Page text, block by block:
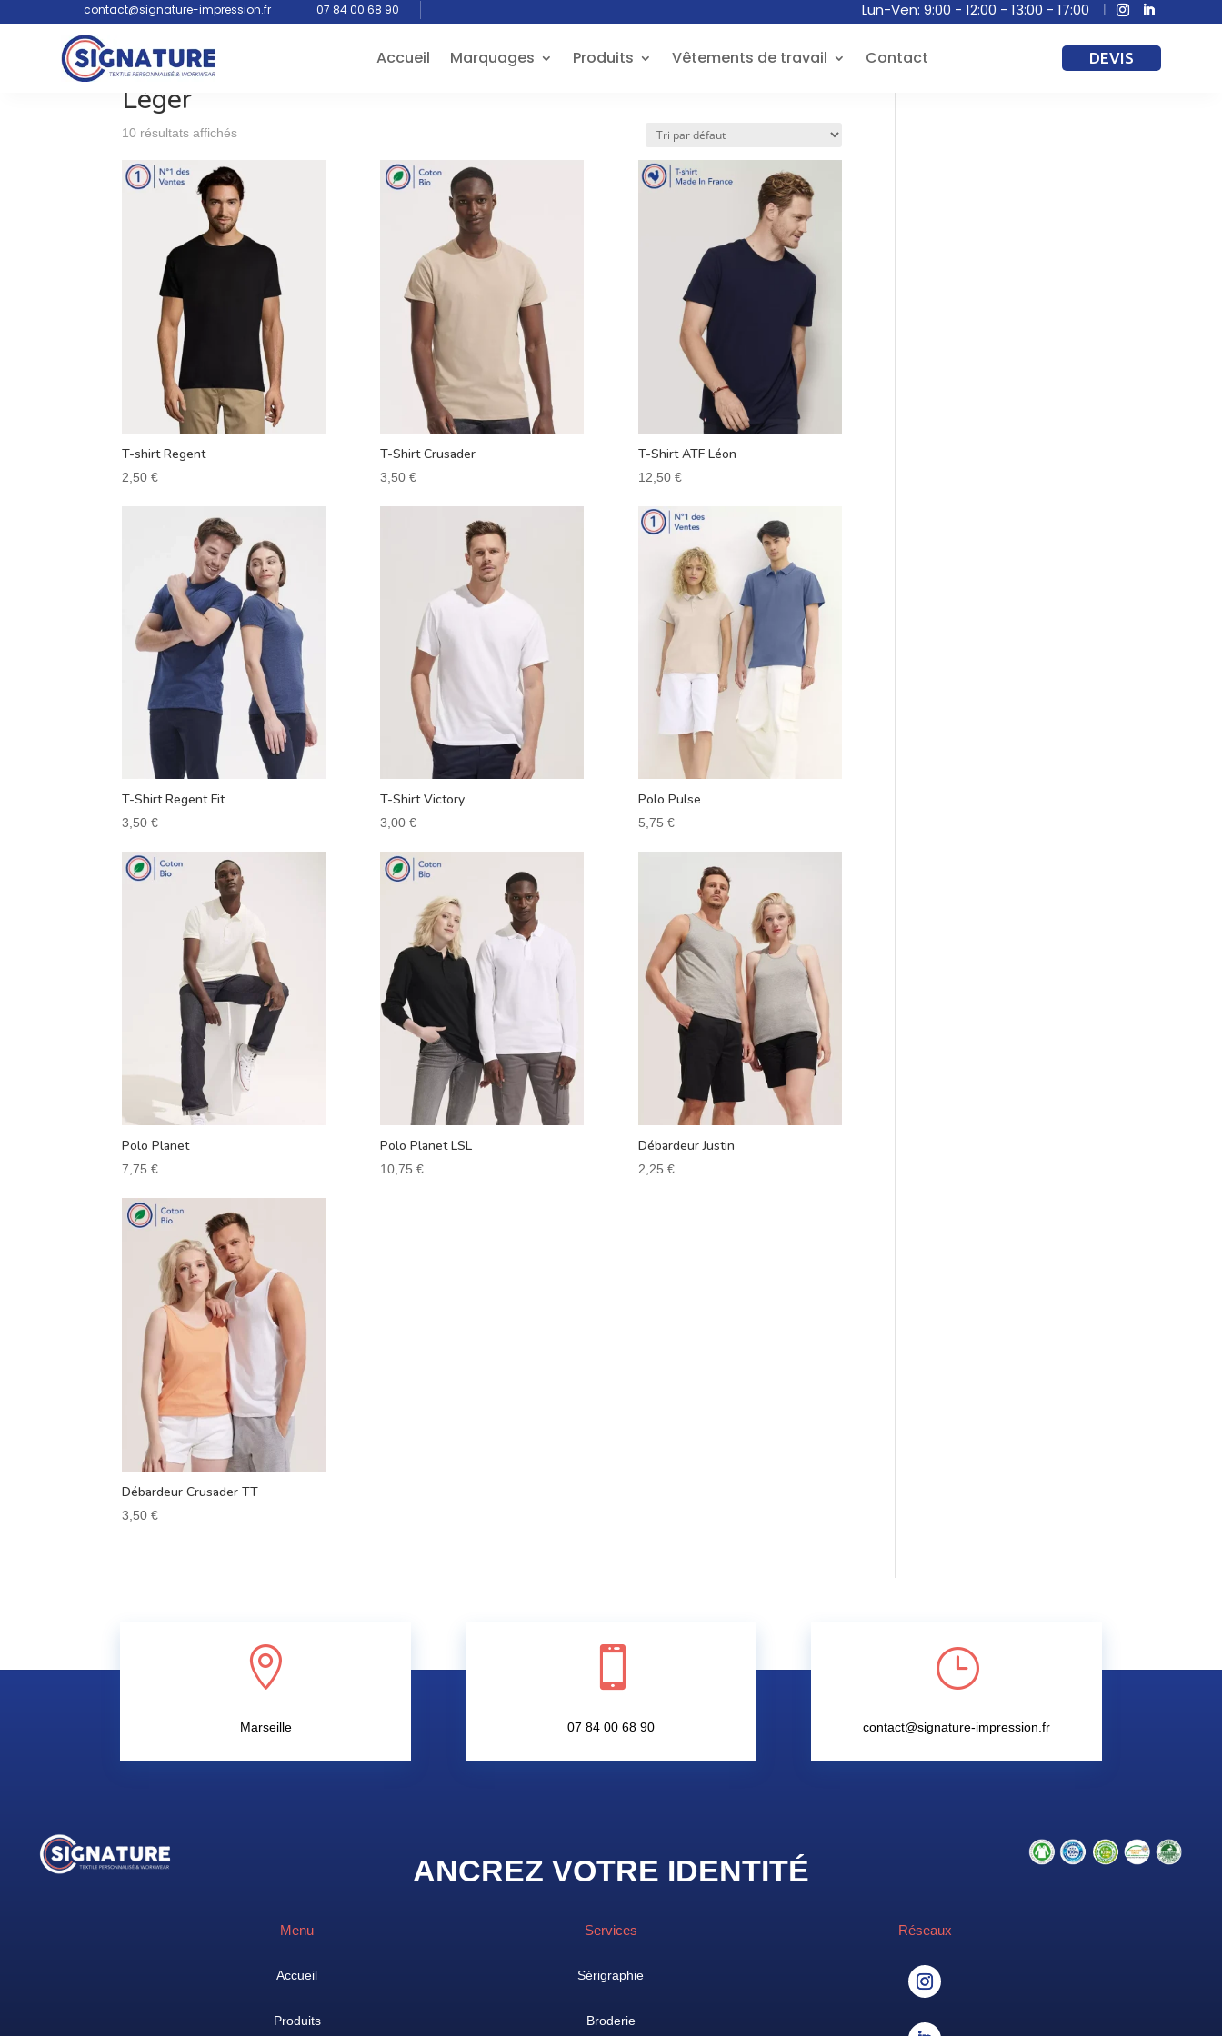
contact@signature-impression.fr 07 84 00 68 90 Lun-Ven: 9:00 - 12:00 - 13:00 - 17:00
Accueil Marquages Produits Vêtements de travail Contact DEVIS
Accueil / Produits identifiés “Léger”
Léger
10 résultats affichés
T-shirt Regent
2,50€
T-Shirt Crusader
3,50 €
T-Shirt ATF Léon
12,50 €
T-Shirt Regent Fit
3,50€
T-Shirt Victory
3,00 €
Polo Pulse
5,75 €
Polo Planet
7,75€
Polo Planet LSL
10,75 €
Débardeur Justin
2,25 €
Débardeur Crusader TT
3,50€

Marseille

07 84 00 68 90
}
contact@signature-impression.fr
ANCREZ VOTRE IDENTITÉ
Menu
Accueil
Produits
Services
Sérigraphie
Broderie
Réseaux